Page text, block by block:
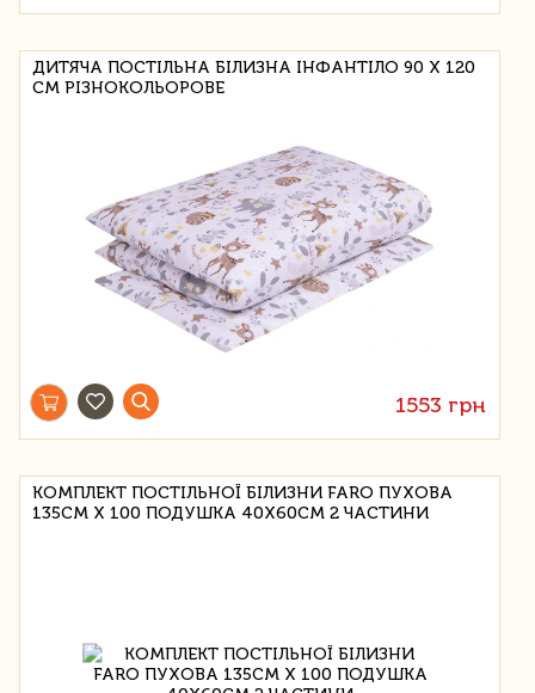
ДИТЯЧА ПОСТІЛЬНА БІЛИЗНА ІНФАНТІЛО 90 Х 120
СМ РІЗНОКОЛЬОРОВЕ
1553 грн
КОМПЛЕКТ ПОСТІЛЬНОЇ БІЛИЗНИ FARO ПУХОВА
135СМ Х 100 ПОДУШКА 40Х60СМ 2 ЧАСТИНИ